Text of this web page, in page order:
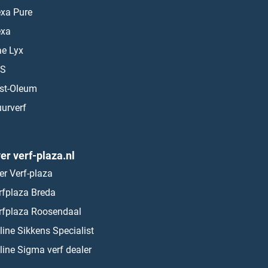
Pure
Lyx
Oleum
verf-plaza.nl
Verf-plaza
Breda
Roosendaal
Sikkens Specialist
Sigma verf dealer